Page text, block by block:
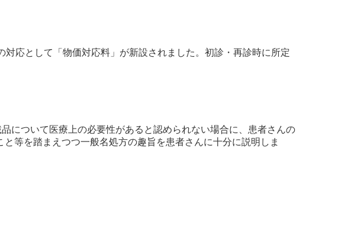
応として「物価対応料」が新設されました。 初診・再診時に所定
について医療上の必要性があると認められない場合に、患者さんの
等を踏まえつつ一般名処方の趣旨を患者さんに十分に説明しま